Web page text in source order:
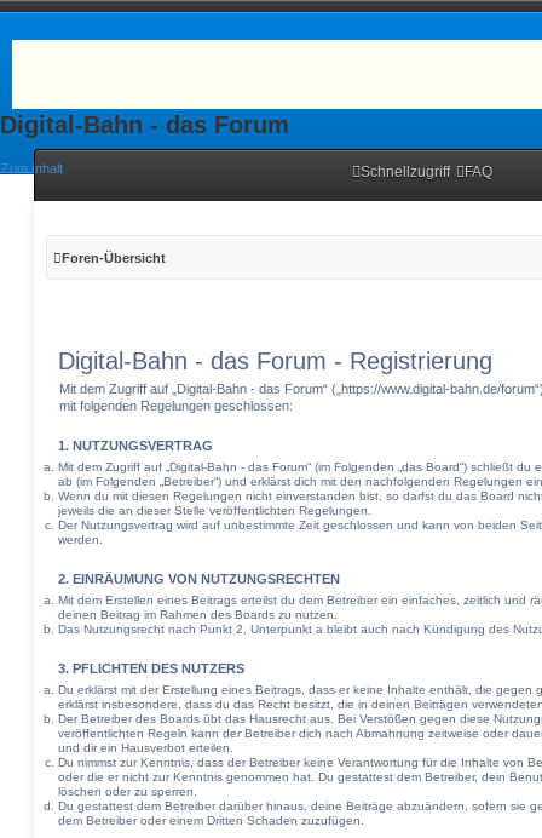
Digital-Bahn - das Forum
Zum Inhalt Schnellzugriff FAQ
Foren-Übersicht
Digital-Bahn - das Forum - Registrierung
Mit dem Zugriff auf „Digital-Bahn - das Forum“ („https://www.digital-bahn.de/
mit folgenden Regelungen geschlossen:
1. NUTZUNGSVERTRAG
Mit dem Zugriff auf „Digital-Bahn - das Forum“ (im Folgenden „das Board“) schließt
ab (im Folgenden „Betreiber“) und erklärst dich mit den nachfolgenden Regelungen
Wenn du mit diesen Regelungen nicht einverstanden bist, so darfst du das Board
jeweils die an dieser Stelle veröffentlichten Regelungen.
Der Nutzungsvertrag wird auf unbestimmte Zeit geschlossen und kann von beiden
werden.
2. EINRÄUMUNG VON NUTZUNGSRECHTEN
Mit dem Erstellen eines Beitrags erteilst du dem Betreiber ein einfaches, zeitlich und
deinen Beitrag im Rahmen des Boards zu nutzen.
Das Nutzungsrecht nach Punkt 2, Unterpunkt a bleibt auch nach Kündigung des
3. PFLICHTEN DES NUTZERS
Du erklärst mit der Erstellung eines Beitrags, dass er keine Inhalte enthält, die
erklärst insbesondere, dass du das Recht besitzt, die in deinen Beiträgen
Der Betreiber des Boards übt das Hausrecht aus. Bei Verstößen gegen diese
veröffentlichten Regeln kann der Betreiber dich nach Abmahnung zeitweise oder
und dir ein Hausverbot erteilen.
Du nimmst zur Kenntnis, dass der Betreiber keine Verantwortung für die Inhalte von
oder die er nicht zur Kenntnis genommen hat. Du gestattest dem Betreiber, dein
löschen oder zu sperren.
Du gestattest dem Betreiber darüber hinaus, deine Beiträge abzuändern, sofern sie
dem Betreiber oder einem Dritten Schaden zuzufügen.